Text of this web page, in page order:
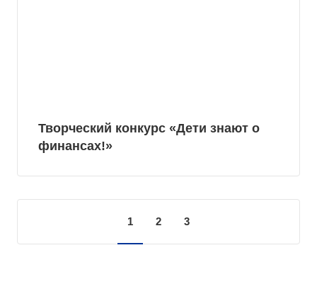
Творческий конкурс «Дети знают о
финансах!»
1 2 3